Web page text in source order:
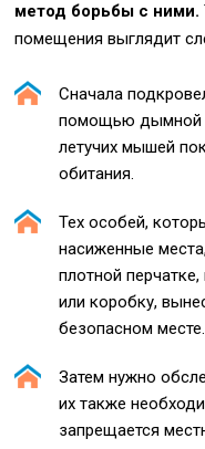
метод борьбы с ними.
помещения выглядит
Сначала
помощью дымной
летучих мышей
обитания.
Тех особей,
насиженные
плотной
или коробку,
безопасном месте.
Затем нужно
их также
запрещается